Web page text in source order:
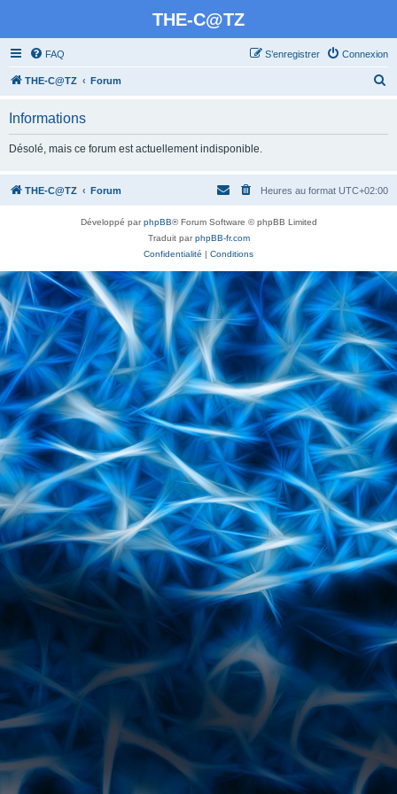
THE-C@TZ
FAQ Connexion
S’enregistrer
THE-C@TZ Forum
r
c
r
Informations
Désolé, mais ce forum est actuellement indisponible.
THE-C@TZ Forum Heures au format UTC+02:00
Développé parphpBB® Forum Software © phpBB Limited
Traduit parphpBB-fr.com
Confidentialité | Conditions